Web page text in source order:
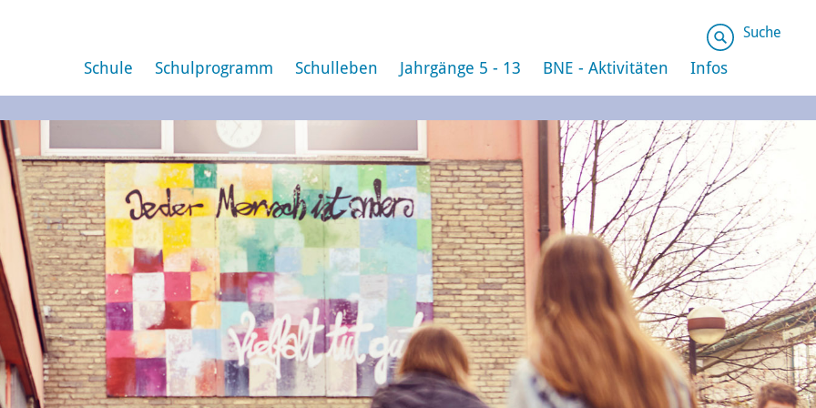
Schule Schulprogramm Schulleben Jahrgänge 5 - 13 BNE - Aktivitäten Infos
Suche